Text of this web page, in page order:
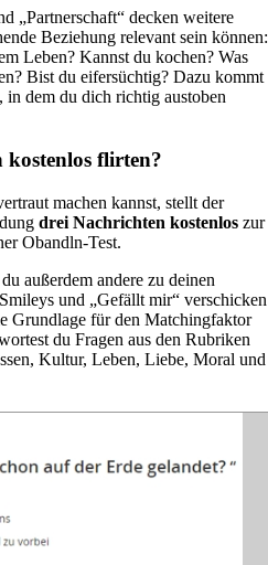
„Partnerschaft“ decken weitere
Beziehung relevant sein können:
Leben? Kannst du kochen? Was
Bist du eifersüchtig? Dazu kommt
in dem du dich richtig austoben
flirten?
machen kannst, stellt der
drei Nachrichten kostenlos zur
Obandln-Test.
außerdem andere zu deinen
und „Gefällt mir“
Grundlage für den Matchingfaktor
du Fragen aus den Rubriken
Kultur, Leben, Liebe, Moral und